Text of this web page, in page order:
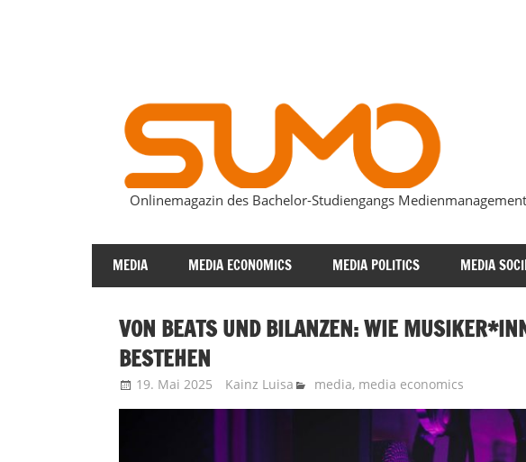
SUMOmag
Onlinemagazin des Bachelor-Studiengangs Medienmanagement
MEDIA MEDIA ECONOMICS MEDIA POLITICS MEDIA
VON BEATS UND BILANZEN: WIE
BESTEHEN
19. Mai 2025 Kainz Luisa media, media economics